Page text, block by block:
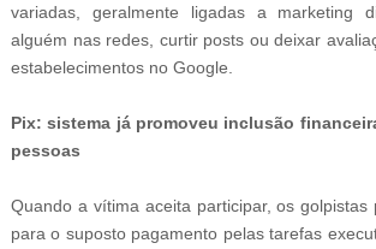
variadas, geralmente ligadas a marketing
alguém nas redes, curtir posts ou deixar
estabelecimentos no Google.
Pix: sistema já promoveu inclusão
pessoas
Quando a vítima aceita participar, os golpistas
para o suposto pagamento pelas tarefas